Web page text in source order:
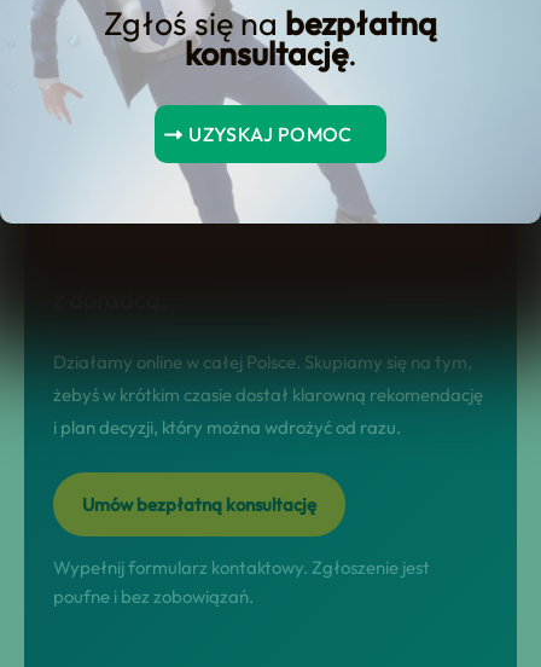
Zgłoś się na bezpłatną
konsultację.
UZYSKAJ POMOC
Jeśli rozważasz upadłość konsumencka z
czym się wiąże, potrzebujesz konkretnej
oferty sprzedażowej, a nie ogólników. Na
tej stronie dostajesz jasny model
współpracy, realne scenariusze
Działamy online w całej Polsce. Skupiamy się na tym,
żebyś w krótkim czasie dostał klarowną rekomendację
i plan decyzji, który można wdrożyć od razu.
Umów bezpłatną konsultację
Wypełnij formularz kontaktowy. Zgłoszenie jest
poufne i bez zobowiązań.